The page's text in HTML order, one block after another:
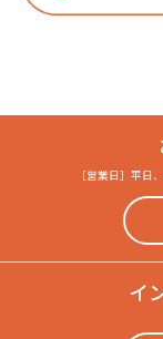
［営業日］ 平日
イ